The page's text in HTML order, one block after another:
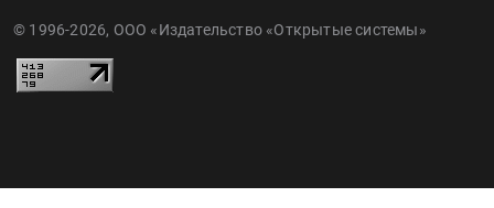
© 1996-2026, ООО «Издательство «Открытые системы»